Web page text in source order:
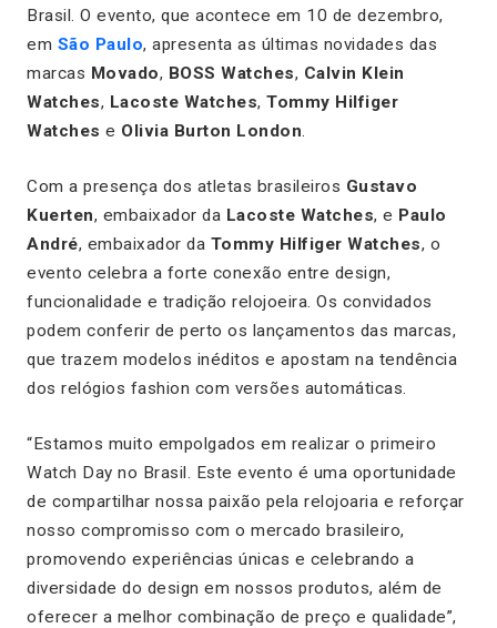
Brasil. O evento, que acontece em 10 de dezembro,
em São Paulo, apresenta as últimas novidades das
marcas Movado, BOSS Watches, Calvin Klein
Watches, Lacoste Watches, Tommy Hilfiger
Watches e Olivia Burton London.
Com a presença dos atletas brasileiros Gustavo
Kuerten, embaixador da Lacoste Watches, e Paulo
André, embaixador da Tommy Hilfiger Watches, o
evento celebra a forte conexão entre design,
funcionalidade e tradição relojoeira. Os convidados
podem conferir de perto os lançamentos das marcas,
que trazem modelos inéditos e apostam na tendência
dos relógios fashion com versões automáticas.
“Estamos muito empolgados em realizar o primeiro
Watch Day no Brasil. Este evento é uma oportunidade
de compartilhar nossa paixão pela relojoaria e reforçar
nosso compromisso com o mercado brasileiro,
promovendo experiências únicas e celebrando a
diversidade do design em nossos produtos, além de
oferecer a melhor combinação de preço e qualidade”,